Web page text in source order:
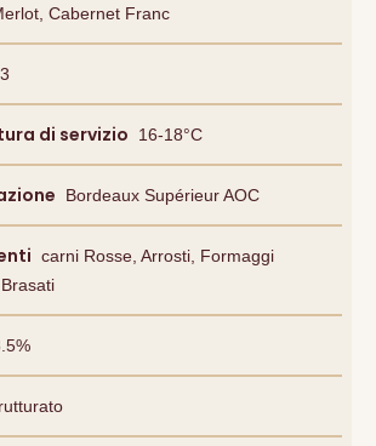
Cabernet Franc
di servizio 16-18°C
Bordeaux Supérieur AOC
Carni Rosse, Arrosti, Formaggi
%